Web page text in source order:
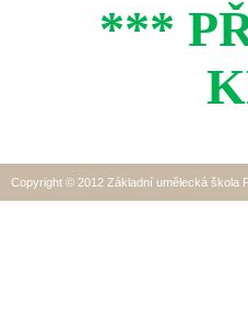
***
Copyright © 2012 Základní umělecká škola